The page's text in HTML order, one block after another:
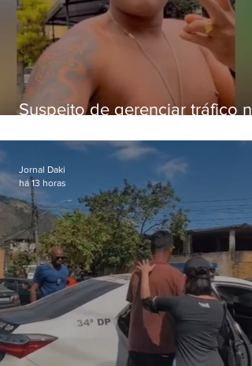
Suspeito de gerenciar tráfico na
foragido
Jornal Daki
há 13 horas